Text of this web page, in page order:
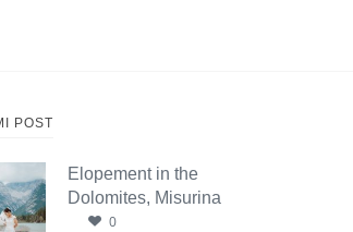
POST
Elopement in the
Dolomites, Misurina
0